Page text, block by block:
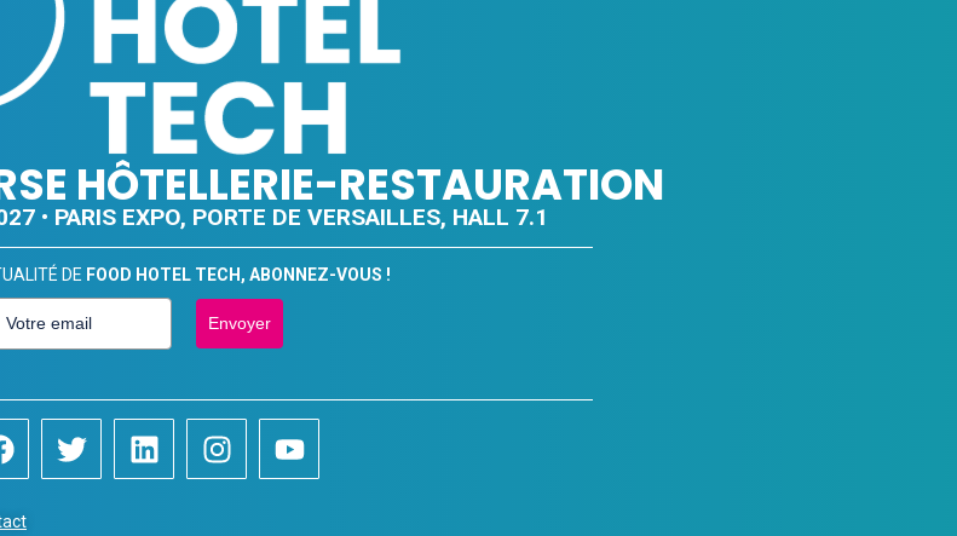
HÔTELLERIE-RESTAURATION
• PARIS EXPO, PORTE DE VERSAILLES, HALL 7.1
DE FOOD HOTEL TECH, ABONNEZ-VOUS !
Envoyer